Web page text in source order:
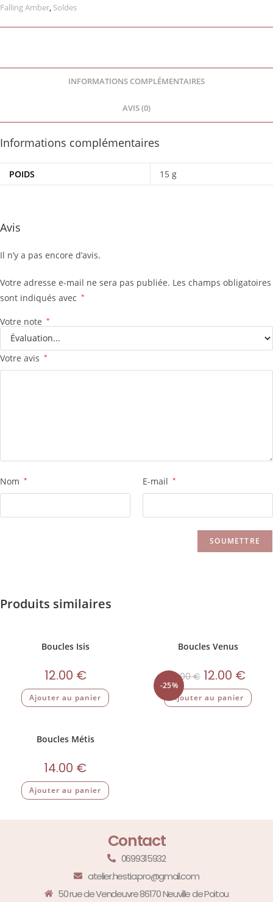
Falling Amber, Soldes
INFORMATIONS COMPLÉMENTAIRES
AVIS (0)
Informations complémentaires
POIDS 15 g
Avis
Il n’y a pas encore d’avis.
Votre adresse e-mail ne sera pas publiée. Les champs obligatoires
sont indiqués avec *
Votre note *
Votre avis *
Nom * E-mail *
Produits similaires
Boucles Isis
12.00 €
Ajouter au panier
-25%
Boucles Venus
16.00€ 12.00 €
Ajouter au panier
Boucles Métis
14.00 €
Ajouter au panier
Contact
0699315932
atelier.hestia.pro@gmail.com
50 rue de Vendeuvre 86170 Neuville de Poitou